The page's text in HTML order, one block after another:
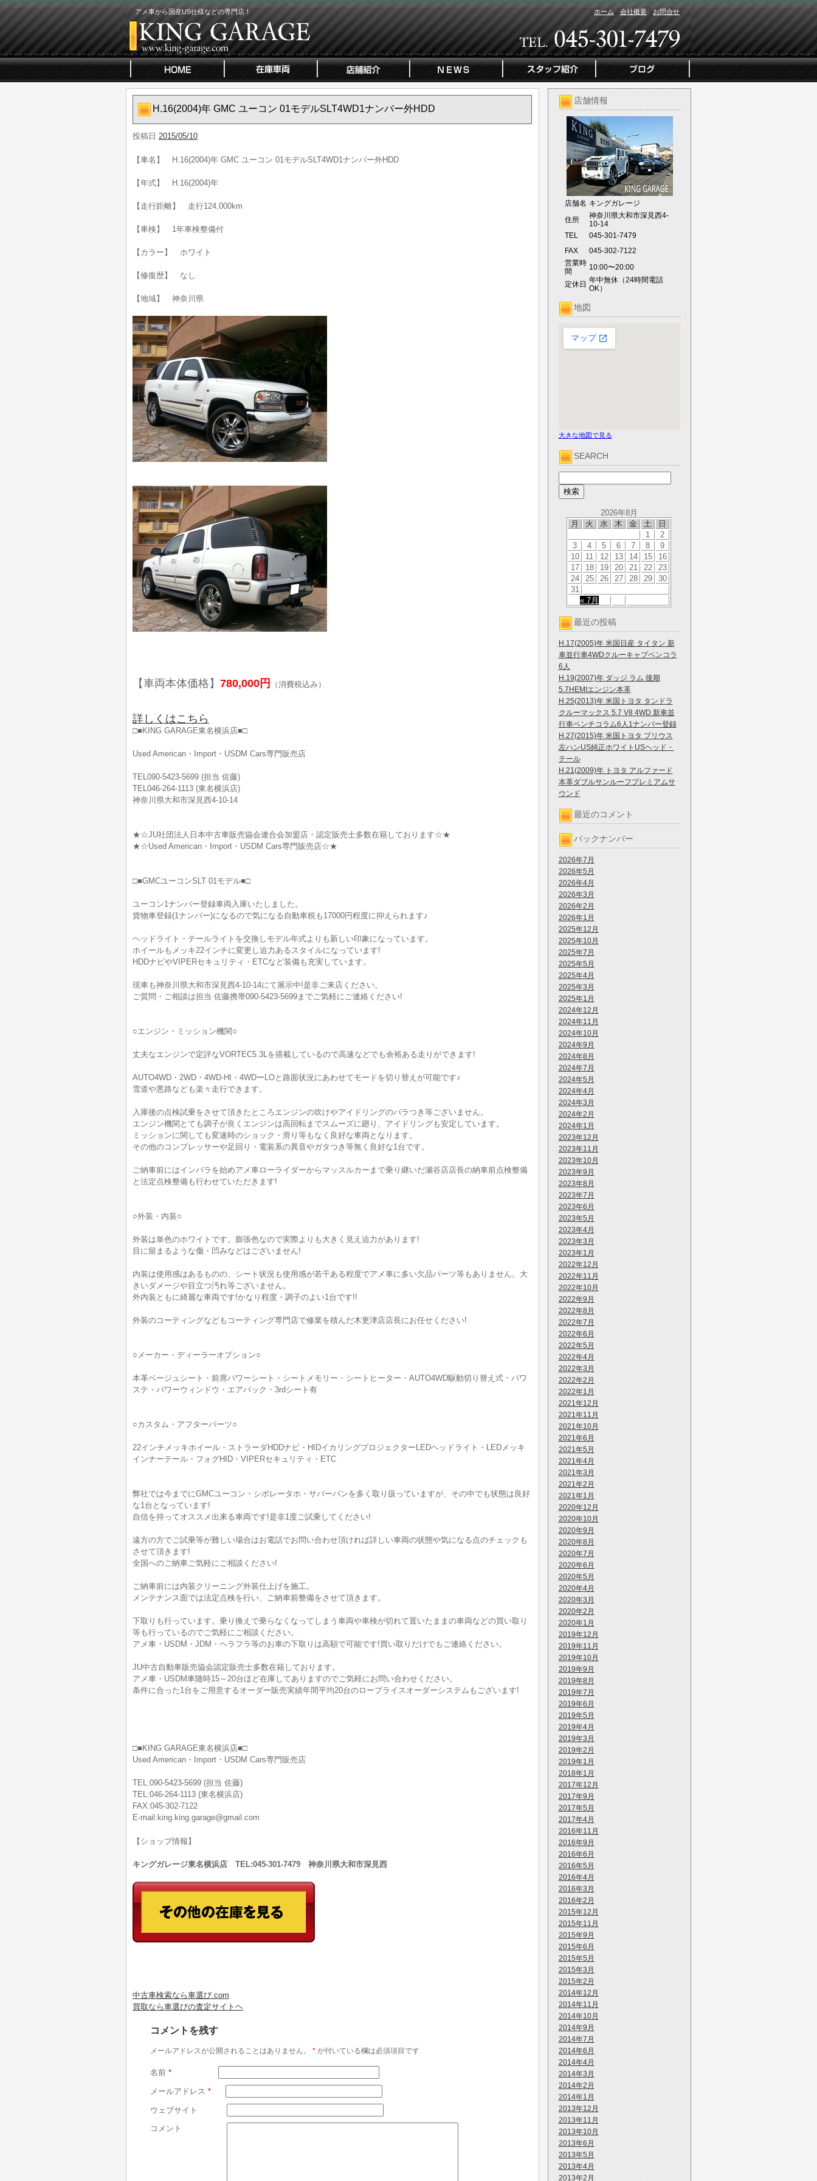
アメ車から国産US仕様などの専門店！ ホーム 会社概要 お問合せ
H.16(2004)年 GMC ユーコン 01モデルSLT4WD1ナンバー外HDD
投稿日 2015/05/10
【車名】 H.16(2004)年 GMC ユーコン 01モデルSLT4WD1ナンバー外HDD
【年式】 H.16(2004)年
【走行距離】 走行124,000km
【車検】 1年車検整備付
【カラー】 ホワイト
【修復歴】 なし
【地域】 神奈川県
【車両本体価格】 780,000円 （消費税込み）
詳しくはこちら
□■KING GARAGE東名横浜店■□
Used American・Import・USDM Cars専門販売店
TEL090-5423-5699 (担当 佐藤)
TEL046-264-1113 (東名横浜店)
神奈川県大和市深見西4-10-14
★☆JU社団法人日本中古車販売協会連合会加盟店・認定販売士多数在籍しております☆★
★☆Used American・Import・USDM Cars専門販売店☆★
□■GMCユーコンSLT 01モデル■□
ユーコン1ナンバー登録車両入庫いたしました。
貨物車登録(1ナンバー)になるので気になる自動車税も17000円程度に抑えられます♪
ヘッドライト・テールライトを交換しモデル年式よりも新しい印象になっています。
ホイールもメッキ22インチに変更し迫力あるスタイルになっています!
HDDナビやVIPERセキュリティ・ETCなど装備も充実しています。
現車も神奈川県大和市深見西4-10-14にて展示中!是非ご来店ください。
ご質問・ご相談は担当 佐藤携帯090-5423-5699までご気軽にご連絡ください!
○エンジン・ミッション機関○
丈夫なエンジンで定評なVORTEC5.3Lを搭載しているので高速などでも余裕ある走りができます!
AUTO4WD・2WD・4WD-HI・4WDーLOと路面状況にあわせてモードを切り替えが可能です♪
雪道や悪路なども楽々走行できます。
入庫後の点検試乗をさせて頂きたところエンジンの吹けやアイドリングのバラつき等ございません。
エンジン機関とても調子が良くエンジンは高回転までスムーズに廻り、アイドリングも安定しています。
ミッションに関しても変速時のショック・滑り等もなく良好な車両となります。
その他のコンプレッサーや足回り・電装系の異音やガタつき等無く良好な1台です。
ご納車前にはインパラを始めアメ車ローライダーからマッスルカーまで乗り継いだ瀬谷店店長の納車前点検整備
と法定点検整備も行わせていただきます!
○外装・内装○
外装は単色のホワイトです。膨張色なので実際よりも大きく見え迫力があります!
目に留まるような傷・凹みなどはございません!
内装は使用感はあるものの、シート状況も使用感が若干ある程度でアメ車に多い欠品パーツ等もありません。大
きいダメージや目立つ汚れ等ございません。
外内装ともに綺麗な車両です!かなり程度・調子のよい1台です!!
外装のコーティングなどもコーティング専門店で修業を積んだ木更津店店長にお任せください!
○メーカー・ディーラーオプション○
本革ベージュシート・前席パワーシート・シートメモリー・シートヒーター・AUTO4WD駆動切り替え式・パワ
ステ・パワーウィンドウ・エアバック・3rdシート有
○カスタム・アフターパーツ○
22インチメッキホイール・ストラーダHDDナビ・HIDイカリングプロジェクターLEDヘッドライト・LEDメッキ
インナーテール・フォグHID・VIPERセキュリティ・ETC
弊社では今までにGMCユーコン・シボレータホ・サバーバンを多く取り扱っていますが、その中でも状態は良好
な1台となっています!
自信を持ってオススメ出来る車両です!是非1度ご試乗してください!
遠方の方でご試乗等が難しい場合はお電話でお問い合わせ頂ければ詳しい車両の状態や気になる点のチェックも
させて頂きます!
全国へのご納車ご気軽にご相談ください!
ご納車前には内装クリーニング外装仕上げを施工。
メンテナンス面では法定点検を行い、ご納車前整備をさせて頂きます。
下取りも行っています。乗り換えで乗らなくなってしまう車両や車検が切れて置いたままの車両などの買い取り
等も行っているのでご気軽にご相談ください。
アメ車・USDM・JDM・ヘラフラ等のお車の下取りは高額で可能です!買い取りだけでもご連絡ください。
JU中古自動車販売協会認定販売士多数在籍しております。
アメ車・USDM車随時15～20台ほど在庫してありますのでご気軽にお問い合わせください。
条件に合った1台をご用意するオーダー販売実績年間平均20台のロープライスオーダーシステムもございます!
□■KING GARAGE東名横浜店■□
Used American・Import・USDM Cars専門販売店
TEL:090-5423-5699 (担当 佐藤)
TEL:046-264-1113 (東名横浜店)
FAX:045-302-7122
E-mail:king.king.garage@gmail.com
【ショップ情報】
キングガレージ東名横浜店 TEL:045-301-7479 神奈川県大和市深見西
中古車検索なら車選び.com
買取なら車選びの査定サイトヘ
コメントを残す
メールアドレスが公開されることはありません。 * が付いている欄は必須項目です
名前 *
メールアドレス *
ウェブサイト
コメント
店舗情報
店舗名 キングガレージ
住所
神奈川県大和市深見西4-
10-14
TEL
045-301-7479
FAX
045-302-7122
営業時
間
10:00〜20:00
定休日 年中無休（24時間電話
OK）
地図
大きな地図で見る
SEARCH
2026年8月
月
火 水 木 金 土 日
« 7月
1
2
3
4 5 6 7 8
9
10
11 12 13 14 15
16
17
18 19 20 21 22
23
24
25 26 27 28 29
30
31
最近の投稿
H.17(2005)年 米国日産 タイタン 新
車並行車4WDクルーキャブベンコラ
6人
H.19(2007)年 ダッジ ラム 後期
5.7HEMIエンジン本革
H.25(2013)年 米国トヨタ タンドラ
クルーマックス 5.7 V8 4WD 新車並
行車ベンチコラム6人1ナンバー登録
H.27(2015)年 米国トヨタ プリウス
左ハンUS純正ホワイトUSヘッド・
テール
H.21(2009)年 トヨタ アルファード
本革ダブルサンルーフプレミアムサ
ウンド
最近のコメント
バックナンバー
2026年7月
2026年5月
2026年4月
2026年3月
2026年2月
2026年1月
2025年12月
2025年10月
2025年7月
2025年5月
2025年4月
2025年3月
2025年1月
2024年12月
2024年11月
2024年10月
2024年9月
2024年8月
2024年7月
2024年5月
2024年4月
2024年3月
2024年2月
2024年1月
2023年12月
2023年11月
2023年10月
2023年9月
2023年8月
2023年7月
2023年6月
2023年5月
2023年4月
2023年3月
2023年1月
2022年12月
2022年11月
2022年10月
2022年9月
2022年8月
2022年7月
2022年6月
2022年5月
2022年4月
2022年3月
2022年2月
2022年1月
2021年12月
2021年11月
2021年10月
2021年6月
2021年5月
2021年4月
2021年3月
2021年2月
2021年1月
2020年12月
2020年10月
2020年9月
2020年8月
2020年7月
2020年6月
2020年5月
2020年4月
2020年3月
2020年2月
2020年1月
2019年12月
2019年11月
2019年10月
2019年9月
2019年8月
2019年7月
2019年6月
2019年5月
2019年4月
2019年3月
2019年2月
2019年1月
2018年1月
2017年12月
2017年9月
2017年5月
2017年4月
2016年11月
2016年9月
2016年6月
2016年5月
2016年4月
2016年3月
2016年2月
2015年12月
2015年11月
2015年9月
2015年6月
2015年5月
2015年3月
2015年2月
2014年12月
2014年11月
2014年10月
2014年9月
2014年7月
2014年6月
2014年4月
2014年3月
2014年2月
2014年1月
2013年12月
2013年11月
2013年10月
2013年6月
2013年5月
2013年4月
2013年2月